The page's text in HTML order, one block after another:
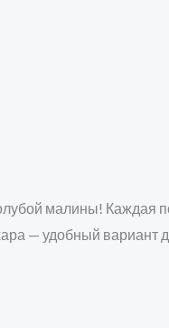
малины! Каждая
— удобный вариант